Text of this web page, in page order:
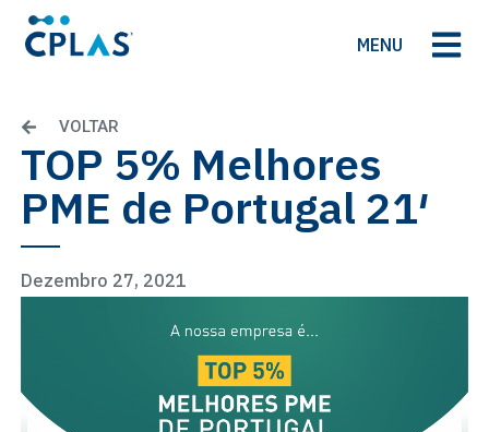
MENU
VOLTAR
TOP 5% Melhores
PME de Portugal 21′
Dezembro 27, 2021